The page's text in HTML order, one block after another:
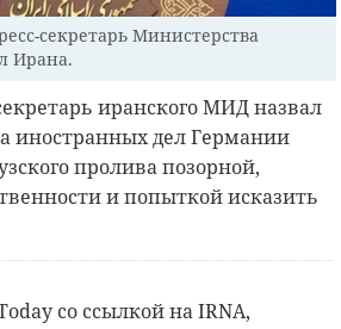
секретарь Министерства
Ирана.
иранского МИД назвал
иностранных дел Германии
пролива позорной,
и попыткой исказить
со ссылкой на IRNA,